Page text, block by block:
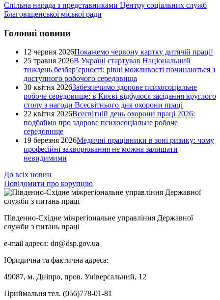
Спільна нарада з представниками Центру соціальних служб
Благовіщенської міської ради
Головні новини
12 червня 2026Покажемо червону картку дитячій праці!
25 травня 2026В Україні стартував Національний
тиждень безбар’єрності: рівні можливості починаються з
доступного робочого середовища
30 квітня 2026Забезпечимо здорове психосоціальне
робоче середовище: в Києві відбулося засідання круглого
столу з нагоди Всесвітнього дня охорони праці
22 квітня 2026Всесвітній день охорони праці 2026:
подбаймо про здорове психосоціальне робоче
середовище
19 березня 2026Медичні працівники в зоні ризику: чому
професійні захворювання не можна залишати
невидимими
До всіх новин
Повідомити про корупцію
Південно-Східне міжрегіональне управління Державної
служби з питань праці
e-mail адреса: dn@dsp.gov.ua
Юридична та фактична адреса:
49087, м. Дніпро, пров. Універсальний, 12
Приймальня тел. (056)778-01-81